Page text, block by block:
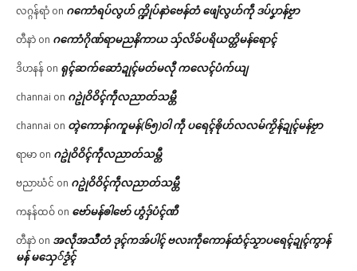
လဂ္ဂန်ရာံ on ဂကောံရပ်လွဟ် က္ဍိုပ်နာဲဗေန်တံ ဖျေံလွဟ်ကဵု ဒပ်ပၞာန်ဗၟာ
တီနာဲ on ဂကောံဂိုဏ်ရာမညနိကာယ သှ်လိခ်ပရိယတ္တိမန်ရောၚ်
ဒိဟနန် on ရုၚ်ဆက်ဆောံဍုၚ်မတ်မလီု ကလေၚ်ပံက်ယျ
channai on ဂဥုဲဝိဝိၚ်ကဵုလညာတ်သမ္တီ
channai on တ္ၚဲကောန်ဂကူမန်(၆၅)ဝါ ကဵု ပရေၚ်ၜိုဟ်လလမ်ကၟိန်ဍုၚ်မန်ဗၟာ
ရာမာ on ဂဥုဲဝိဝိၚ်ကဵုလညာတ်သမ္တီ
ဗညာဃံင် on ဂဥုဲဝိဝိၚ်ကဵုလညာတ်သမ္တီ
ကနန်ထဝ် on ဗော်မန်ၜါဗော် ဟွံဒှ်ပံၚ်ဏီ
တီနာဲ on အလဵုအသဳတံ ဒုၚ်ကအ်ပါၚ် ဗလးကဵုကောန်ထံၚ်သၟာပရေၚ်ဍုၚ်ကွာန်
မန် မသှေ်ဒၟံၚ်